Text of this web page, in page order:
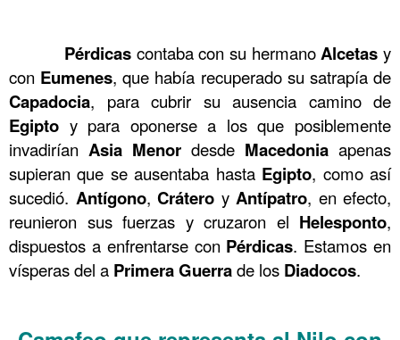
Pérdicas contaba con su hermano Alcetas y
con Eumenes, que había recuperado su satrapía de
Capadocia, para cubrir su ausencia camino de
Egipto y para oponerse a los que posiblemente
invadirían Asia Menor desde Macedonia apenas
supieran que se ausentaba hasta Egipto, como así
sucedió. Antígono, Crátero y Antípatro, en efecto,
reunieron sus fuerzas y cruzaron el Helesponto,
dispuestos a enfrentarse con Pérdicas. Estamos en
vísperas del a PrimeraGuerrade los Diadocos.